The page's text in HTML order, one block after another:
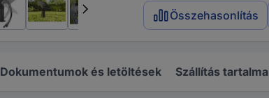
Összehasonlítás
Dokumentumok és letöltések Szállítás tartalma